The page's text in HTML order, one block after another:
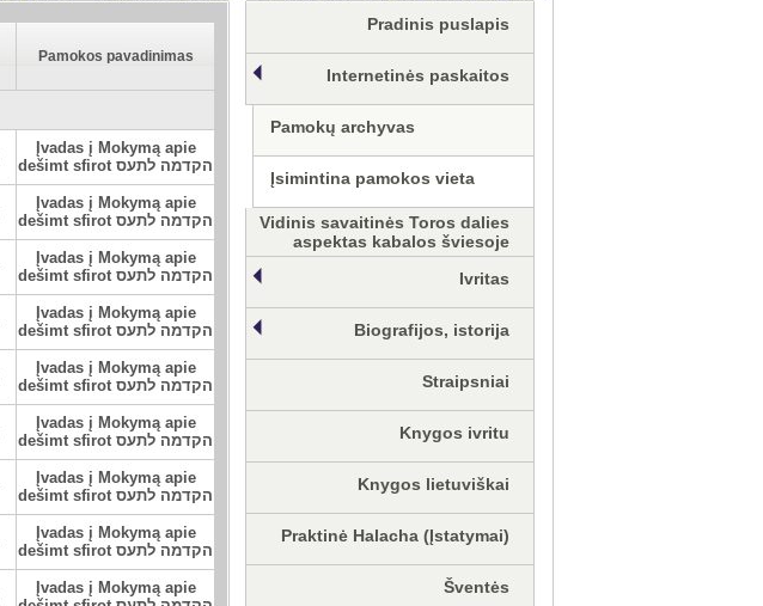
Pamokos pavadinimas
Įvadas į Mokymą apie
dešimt sfirot הקדמה לתעס
Įvadas į Mokymą apie
dešimt sfirot הקדמה לתעס
Įvadas į Mokymą apie
dešimt sfirot הקדמה לתעס
Įvadas į Mokymą apie
dešimt sfirot הקדמה לתעס
Įvadas į Mokymą apie
dešimt sfirot הקדמה לתעס
Įvadas į Mokymą apie
dešimt sfirot הקדמה לתעס
Įvadas į Mokymą apie
dešimt sfirot הקדמה לתעס
Įvadas į Mokymą apie
dešimt sfirot הקדמה לתעס
Įvadas į Mokymą apie
Pradinis puslapis
Internetinės paskaitos
Pamokų archyvas
Įsimintina pamokos vieta
Vidinis savaitinės Toros dalies
aspektas kabalos šviesoje
Ivritas
Biografijos, istorija
Straipsniai
Knygos ivritu
Knygos lietuviškai
Praktinė Halacha (Įstatymai)
Šventės